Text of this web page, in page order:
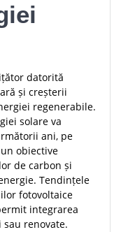
datorită
și creșterii
regenerabile.
solare va
ani, pe
obiective
de carbon și
Tendințele
fotovoltaice
integrarea
renovate.